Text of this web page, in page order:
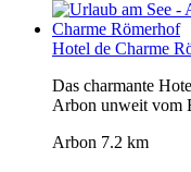
Hotel de Charme
Das charmante
Arbon unweit vom
Arbon 7.2 km